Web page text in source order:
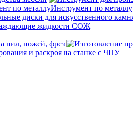
Инструмент по металлу
жидкости СОЖ
пил, ножей, фрез
и раскроя на станке с ЧПУ